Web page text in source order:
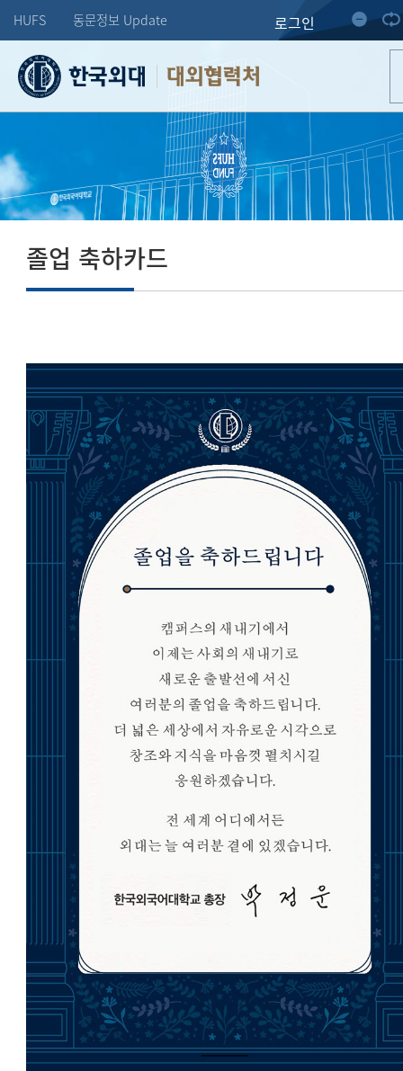
HUFS 동문정보 Update 로그인
대외협력처
졸업 축하카드